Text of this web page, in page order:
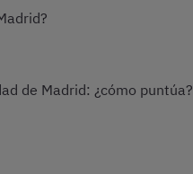
de Madrid: ¿cómo puntúa?